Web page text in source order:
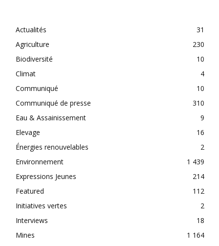
Actualités
31
Agriculture
230
Biodiversité
10
Climat
4
Communiqué
10
Communiqué de presse
310
Eau & Assainissement
9
Elevage
16
Énergies renouvelables
2
Environnement
1 439
Expressions Jeunes
214
Featured
112
Initiatives vertes
2
Interviews
18
Mines
1 164